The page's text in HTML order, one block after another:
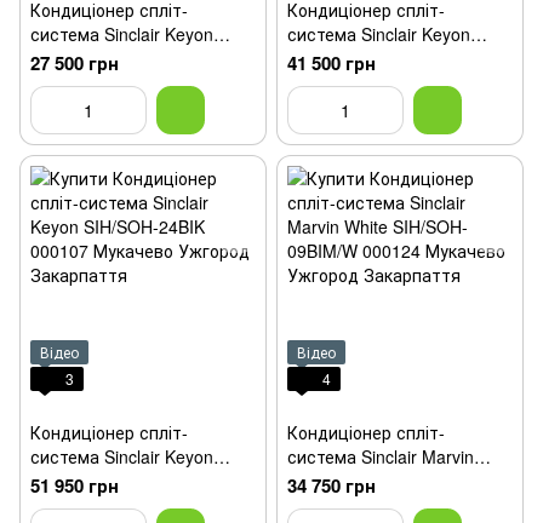
Кондиціонер спліт-
система Sinclair Keyon
SIH/SOH-12BIK
27 500 грн
Кондиціонер спліт-
система Sinclair Keyon
SIH/SOH-18BIK
41 500 грн
Відео
3
Кондиціонер спліт-
система Sinclair Keyon
SIH/SOH-24BIK
51 950 грн
Відео
4
Кондиціонер спліт-
система Sinclair Marvin
White SIH/SOH-09BIM/W
34 750 грн